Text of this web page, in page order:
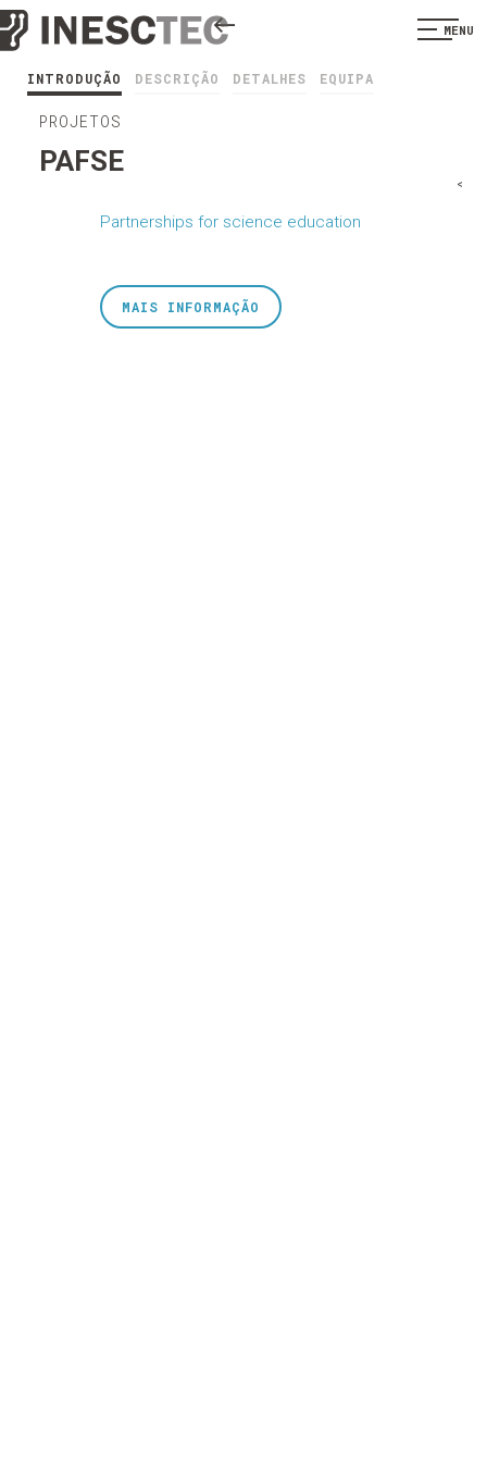
MENU
INTRODUÇÃO DESCRIÇÃO DETALHES EQUIPA
PROJETOS
PAFSE
Partnerships for science education
<
MAIS INFORMAÇÃO